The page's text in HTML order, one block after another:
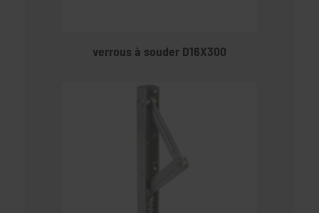
verrous à souder D16X300